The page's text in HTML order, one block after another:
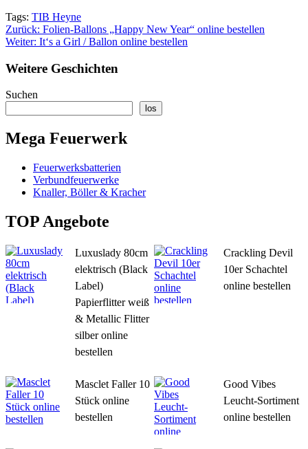
Tags: TIB Heyne
Beitragsnavigation
Zurück: Folien-Ballons „Happy New Year“ online bestellen
Weiter: It‘s a Girl / Ballon online bestellen
Weitere Geschichten
Suchen
los
Mega Feuerwerk
Feuerwerksbatterien
Verbundfeuerwerke
Knaller, Böller & Kracher
TOP Angebote
Luxuslady 80cm
elektrisch (Black
Label)
Papierflitter weiß
& Metallic Flitter
silber online
bestellen
Crackling Devil
10er Schachtel
online bestellen
Masclet Faller 10
Stück online
bestellen
Good Vibes
Leucht-Sortiment
online bestellen